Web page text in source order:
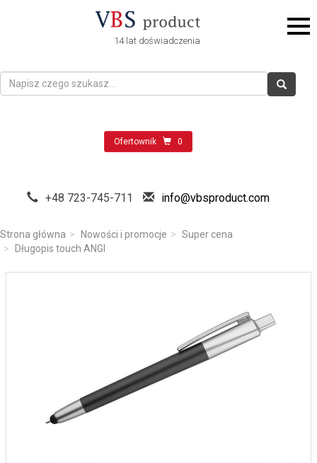
14 lat doświadczenia
Ofertownik 0
+48 723-745-711 info@vbsproduct.com
Strona główna Nowości i promocje
Super cena
Długopis touch ANGI